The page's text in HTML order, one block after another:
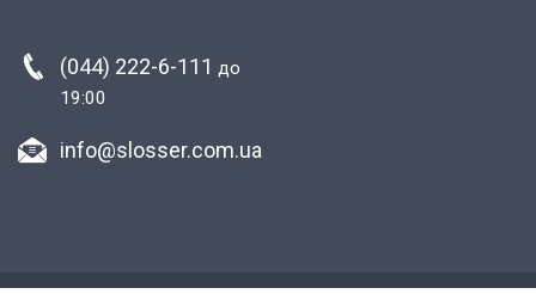
(044) 222-6-111 до
19:00
info@slosser.com.ua